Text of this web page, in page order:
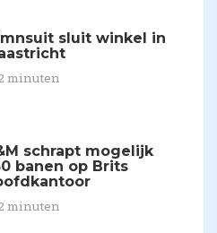
sluit winkel in
minuten
schrapt mogelijk
banen op Brits
minuten